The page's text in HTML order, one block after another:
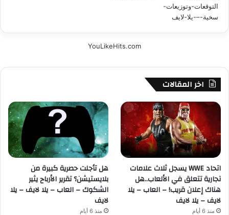
YouLikeHits.com
اخر المقالات
اتحاد WWE يسجل ثلاث علامات
تجارية تتعلق في الألعاب..هل
هناك إعلان قريب! – العاب – يلا
لايف – يلا لايف
منذ 6 أيام
هل تأجلت حصرية كبيرة من
بلايستيشن؟ تقرير الأرباح يثير
الشكوك – العاب – يلا لايف – يلا
لايف
منذ 6 أيام